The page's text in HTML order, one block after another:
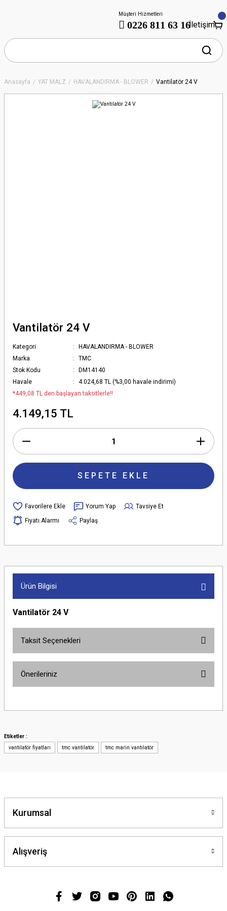
Müşteri Hizmetleri
0226 811 63 16İletişim
Anasayfa YAT MALZ HAVALANDIRMA - BLOWER Vantilatör 24 V
Vantilatör 24 V
Kategori
HAVALANDIRMA - BLOWER
Marka
TMC
Stok Kodu
DM14140
Havale
4.024,68 TL (%3,00 havale indirimi)
*449,08 TL den başlayan taksitlerle!!
4.149,15 TL
SEPETE EKLE
Yorum Yap
Tavsiye Et
Fiyatı Alarmı
Paylaş
Ürün Bilgisi
Vantilatör 24 V
Taksit Seçenekleri
Önerileriniz
yetersiz gördüğünüz noktaları öneri formunu kullanarak tarafımıza
Ürün resmi kalitesiz, bozuk veya görüntülenemiyor.
Ürün fiyatı diğer sitelerden daha pahalı.
Bu ürüne benzer farklı alternatifler olmalı.
Etiketler :
vantilatör fiyatları
tmc vantilatör tmc marin vantilatör
Kurumsal
Alışveriş